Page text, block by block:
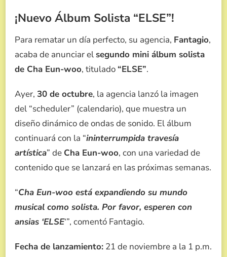
¡Nuevo Álbum Solista “ELSE”!
Para rematar un día perfecto, su agencia, Fantagio,
acaba de anunciar el segundo mini álbum solista
de Cha Eun-woo, titulado “ELSE”.
Ayer, 30 de octubre, la agencia lanzó la imagen
del “scheduler” (calendario), que muestra un
diseño dinámico de ondas de sonido. El álbum
continuará con la “ininterrumpida travesía
artística” de Cha Eun-woo, con una variedad de
contenido que se lanzará en las próximas semanas.
“Cha Eun-woo está expandiendo su mundo
musical como solista. Por favor, esperen con
ansias ‘ELSE‘”, comentó Fantagio.
Fecha de lanzamiento: 21 de noviembre a la 1 p.m.